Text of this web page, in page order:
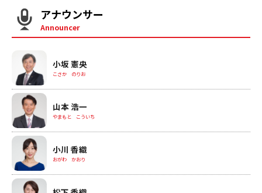
アナウンサー
Announcer
小坂 憲央
こさか のりお
山本 浩一
やまもと こういち
小川 香織
おがわ かおり